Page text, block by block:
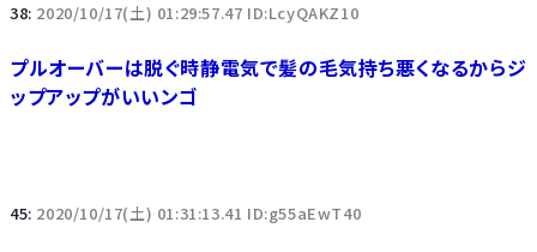
38: 2020/10/17(土) 01:29:57.47 ID:LcyQAKZ10
プルオーバーは脱ぐ時静電気で髪の毛気持ち悪くなるからジ
ップアップがいいンゴ
45: 2020/10/17(土) 01:31:13.41 ID:g55aEwT40